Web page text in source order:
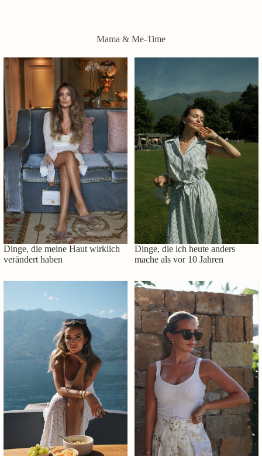
Mama & Me-Time
Dinge, die meine Haut wirklich
verändert haben
Dinge, die ich heute anders
mache als vor 10 Jahren